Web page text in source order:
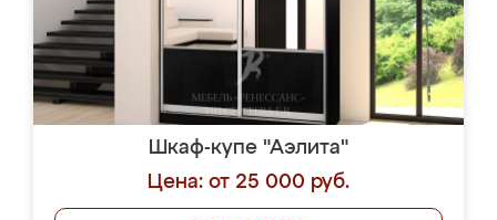
Шкаф-купе "Аэлита"
Цена: от 25 000 руб.